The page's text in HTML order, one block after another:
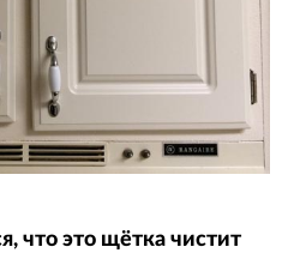
что это щётка чистит